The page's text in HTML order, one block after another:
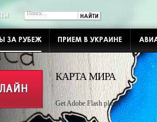
КАРТА МИРА
Get Adobe Flash player